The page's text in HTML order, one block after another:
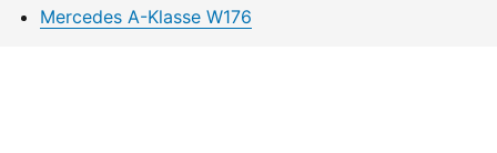
Mercedes A-Klasse W176